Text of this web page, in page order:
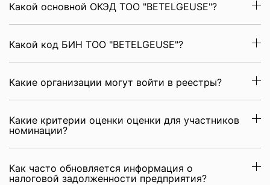
Какой основной ОКЭД ТОО "BETELGEUSE"?
Какой код БИН ТОО "BETELGEUSE"?
Какие организации могут войти в реестры?
Какие критерии оценки оценки для участников
номинации?
Как часто обновляется информация о
налоговой задолженности предприятия?